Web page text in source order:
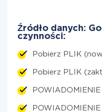
Źródło danych:
czynności:
Pobierz PLIK
Pobierz PLIK